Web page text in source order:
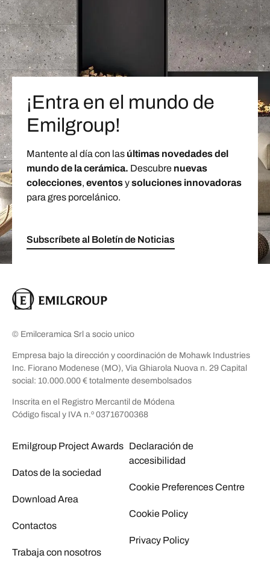
¡Entra en el mundo de
Emilgroup!
Mantente al día con las últimas novedades del
mundo de la cerámica. Descubre nuevas
colecciones, eventosysoluciones innovadoras
para gres porcelánico.
Subscríbete al Boletín de Noticias
© Emilceramica Srl a socio unico
Empresa bajo la dirección y coordinación de Mohawk Industries
Inc. Fiorano Modenese (MO), Via Ghiarola Nuova n. 29 Capital
social: 10.000.000 € totalmente desembolsados
Inscrita en el Registro Mercantil de Módena
Código fiscal y IVA n.º 03716700368
Emilgroup Project Awards
Datos de la sociedad
Download Area
Contactos
Trabaja con nosotros
Declaración de
accesibilidad
Cookie Preferences Centre
Cookie Policy
Privacy Policy